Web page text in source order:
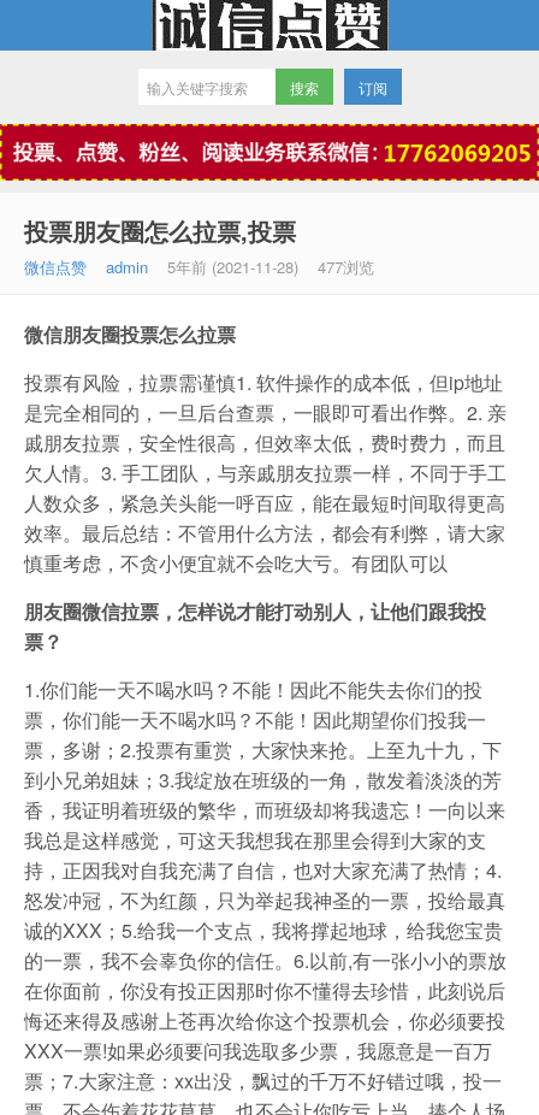
微信点赞
订阅
投票朋友圈怎么拉票,投票
微信点赞 admin 5年前 (2021-11-28) 477浏览
微信朋友圈投票怎么拉票
投票有风险，拉票需谨慎1. 软件操作的成本低，但ip地址
是完全相同的，一旦后台查票，一眼即可看出作弊。2. 亲
戚朋友拉票，安全性很高，但效率太低，费时费力，而且
欠人情。3. 手工团队，与亲戚朋友拉票一样，不同于手工
人数众多，紧急关头能一呼百应，能在最短时间取得更高
效率。最后总结：不管用什么方法，都会有利弊，请大家
慎重考虑，不贪小便宜就不会吃大亏。有团队可以
朋友圈微信拉票，怎样说才能打动别人，让他们跟我投
票？
1.你们能一天不喝水吗？不能！因此不能失去你们的投
票，你们能一天不喝水吗？不能！因此期望你们投我一
票，多谢；2.投票有重赏，大家快来抢。上至九十九，下
到小兄弟姐妹；3.我绽放在班级的一角，散发着淡淡的芳
香，我证明着班级的繁华，而班级却将我遗忘！一向以来
我总是这样感觉，可这天我想我在那里会得到大家的支
持，正因我对自我充满了自信，也对大家充满了热情；4.
怒发冲冠，不为红颜，只为举起我神圣的一票，投给最真
诚的XXX；5.给我一个支点，我将撑起地球，给我您宝贵
的一票，我不会辜负你的信任。6.以前,有一张小小的票放
在你面前，你没有投正因那时你不懂得去珍惜，此刻说后
悔还来得及感谢上苍再次给你这个投票机会，你必须要投
XXX一票!如果必须要问我选取多少票，我愿意是一百万
票；7.大家注意：xx出没，飘过的千万不好错过哦，投一